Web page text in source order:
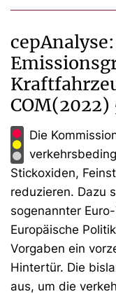
COM(2022)
Die
Stickoxiden,
reduzieren. Dazu
sogenannter
Europäische
Vorgaben ein
Hintertür. Die
aus, um die